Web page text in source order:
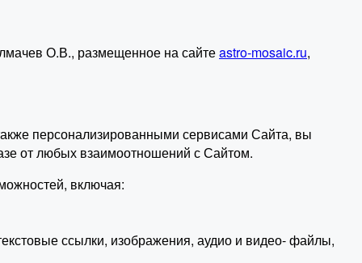
О.В., размещенное на сайтеastro-mosaic.ru,
персонализированными сервисами Сайта, вы
от любых взаимоотношений с Сайтом.
включая:
ссылки, изображения, аудио и видео- файлы,